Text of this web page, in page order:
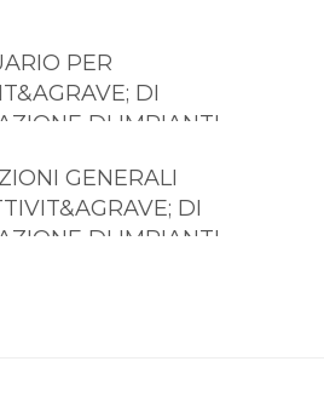
PER
DI
DI IMPIANTI
GENERALI
DI
DI IMPIANTI